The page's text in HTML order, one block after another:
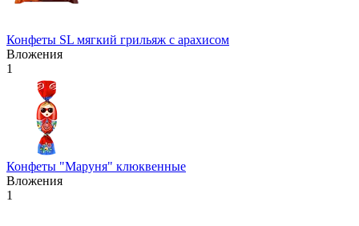
Конфеты SL мягкий грильяж с арахисом
Вложения
1
Конфеты "Маруня" клюквенные
Вложения
1